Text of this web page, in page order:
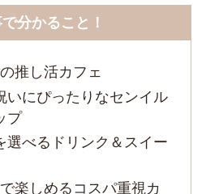
分かること！
推し活カフェ
いにぴったりなセンイル
プ
選べるドリンク＆スイー
楽しめるコスパ重視カ